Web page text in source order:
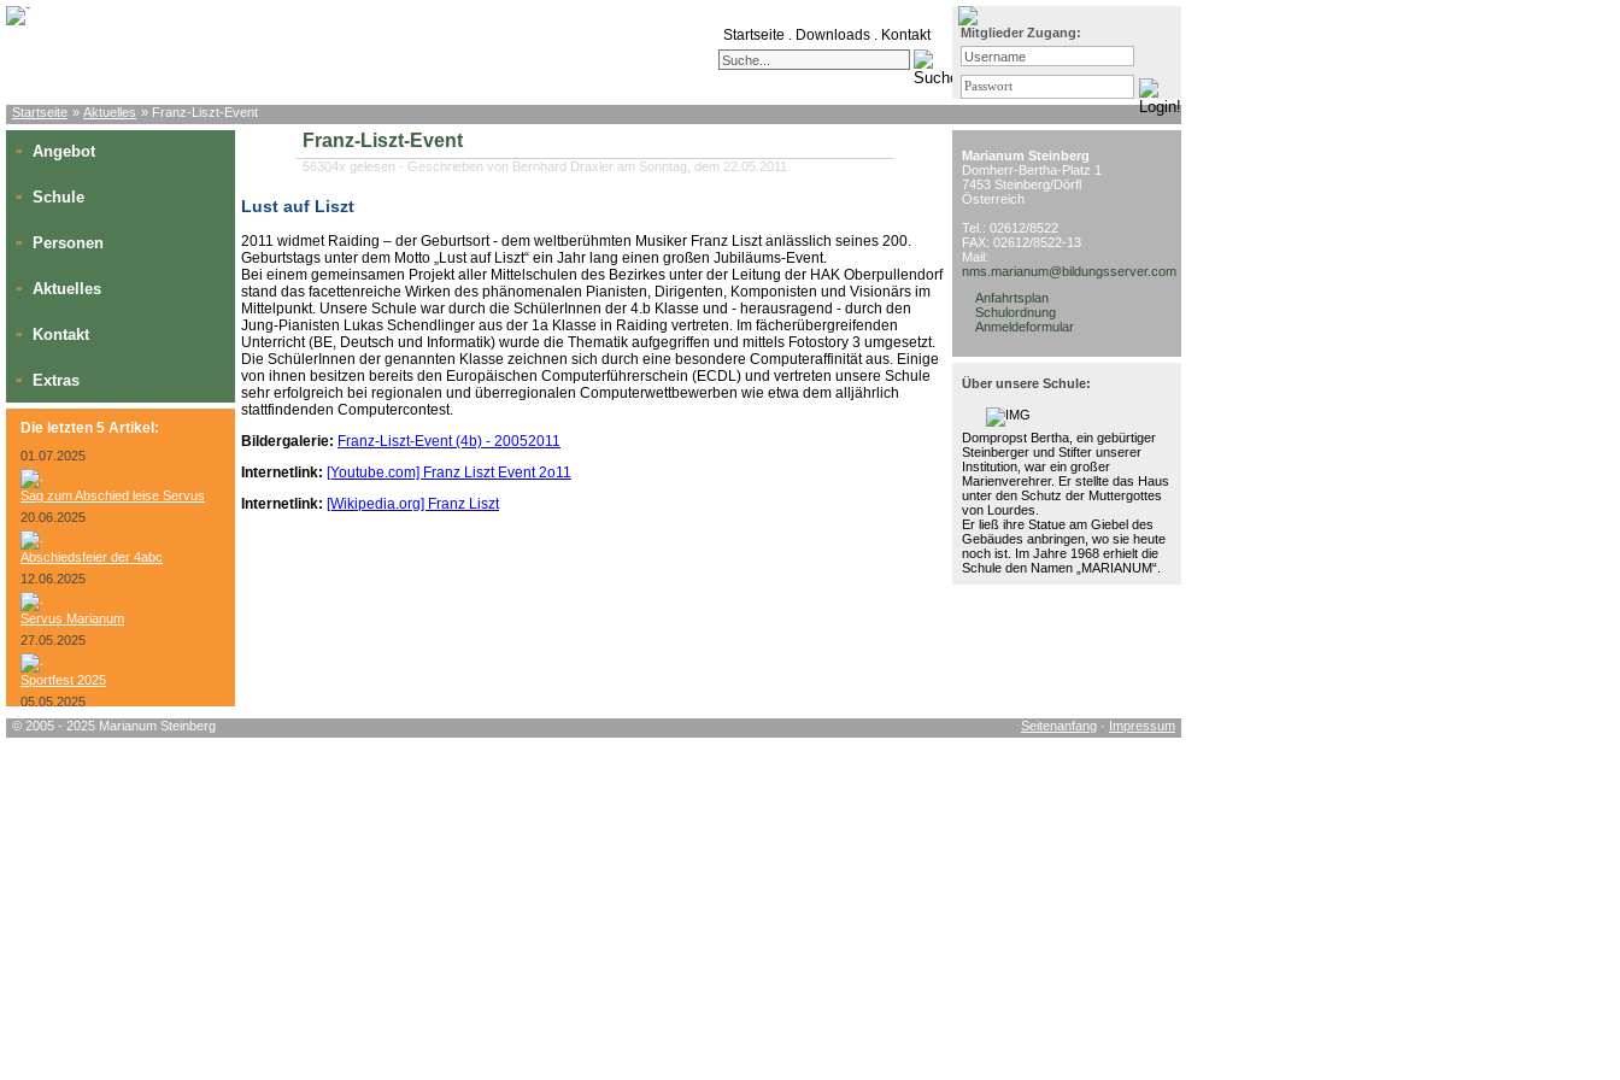
Startseite . Downloads . Kontakt Mitglieder Zugang:
Startseite » Aktuelles » Franz-Liszt-Event
» Angebot
» Schule
» Personen
» Aktuelles
» Kontakt
» Extras
Die letzten 5 Artikel:
01.07.2025
Sag zum Abschied leise Servus
20.06.2025
Abschiedsfeier der 4abc
12.06.2025
Servus Marianum
27.05.2025
Sportfest 2025
05.05.2025
Bundesheer-Tag
Franz-Liszt-Event
56304x gelesen - Geschrieben von Bernhard Draxler am Sonntag, dem 22.05.2011
Lust auf Liszt
2011 widmet Raiding – der Geburtsort - dem weltberühmten Musiker Franz Liszt anlässlich seines 200.
Geburtstags unter dem Motto „Lust auf Liszt“ ein Jahr lang einen großen Jubiläums-Event.
Bei einem gemeinsamen Projekt aller Mittelschulen des Bezirkes unter der Leitung der HAK Oberpullendorf
stand das facettenreiche Wirken des phänomenalen Pianisten, Dirigenten, Komponisten und Visionärs im
Mittelpunkt. Unsere Schule war durch die SchülerInnen der 4.b Klasse und - herausragend - durch den
Jung-Pianisten Lukas Schendlinger aus der 1a Klasse in Raiding vertreten. Im fächerübergreifenden
Unterricht (BE, Deutsch und Informatik) wurde die Thematik aufgegriffen und mittels Fotostory 3 umgesetzt.
Die SchülerInnen der genannten Klasse zeichnen sich durch eine besondere Computeraffinität aus. Einige
von ihnen besitzen bereits den Europäischen Computerführerschein (ECDL) und vertreten unsere Schule
sehr erfolgreich bei regionalen und überregionalen Computerwettbewerben wie etwa dem alljährlich
stattfindenden Computercontest.
Bildergalerie: Franz-Liszt-Event (4b) - 20052011
Internetlink: [Youtube.com] Franz Liszt Event 2o11
Internetlink: [Wikipedia.org] Franz Liszt
Marianum Steinberg
Domherr-Bertha-Platz 1
7453 Steinberg/Dörfl
Österreich
Tel.: 02612/8522
FAX: 02612/8522-13
Mail:
nms.marianum@bildungsserver.com
Anfahrtsplan
Schulordnung
Anmeldeformular
Über unsere Schule:
Dompropst Bertha, ein gebürtiger
Steinberger und Stifter unserer
Institution, war ein großer
Marienverehrer. Er stellte das Haus
unter den Schutz der Muttergottes
von Lourdes.
Er ließ ihre Statue am Giebel des
Gebäudes anbringen, wo sie heute
noch ist. Im Jahre 1968 erhielt die
Schule den Namen „MARIANUM“.
© 2005 - 2025 Marianum Steinberg Seitenanfang · Impressum